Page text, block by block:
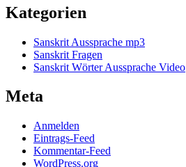
Kategorien
Sanskrit Aussprache mp3
Sanskrit Fragen
Sanskrit Wörter Aussprache Video
Meta
Anmelden
Eintrags-Feed
Kommentar-Feed
WordPress.org